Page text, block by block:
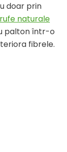
doar prin
naturale
palton într-o
fibrele.